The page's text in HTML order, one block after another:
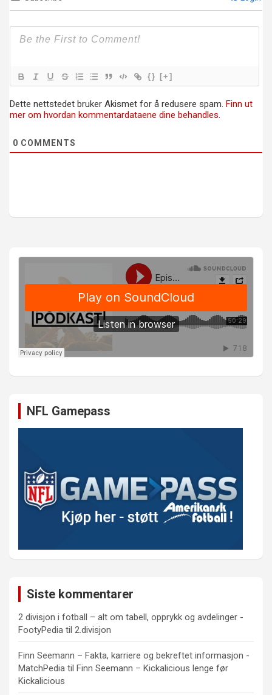
{} [+]
Dette nettstedet bruker Akismet for å redusere spam. Finn ut
mer om hvordan kommentardataene dine behandles.
0 COMMENTS
NFL Gamepass
Siste kommentarer
2 divisjon i fotball – alt om tabell, opprykk og avdelinger -
FootyPedia til 2.divisjon
Finn Seemann – Fakta, karriere og bekreftet informasjon -
MatchPedia til Finn Seemann – Kickalicious lenge før
Kickalicious